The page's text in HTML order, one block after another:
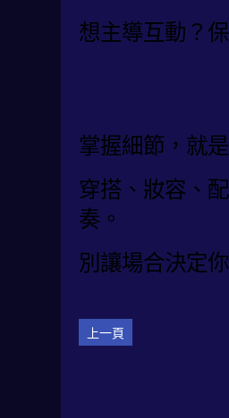
想主導互動？
掌握細節，就
穿搭、妝容、
奏。
別讓場合決定
上一頁